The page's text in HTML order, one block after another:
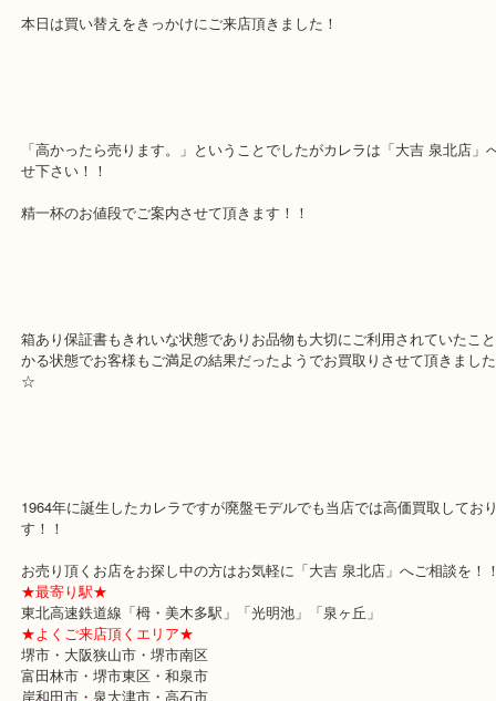
TAG Heuer タグホイヤー カレラのお買取りブログです！
スモール店」です。
「お買取の事なら少しでも高く」をモットーに年中無休で営業中で
本日は買い替えをきっかけにご来店頂きました！
「高かったら売ります。」ということでしたがカレラは「大吉 泉
せ下さい！！